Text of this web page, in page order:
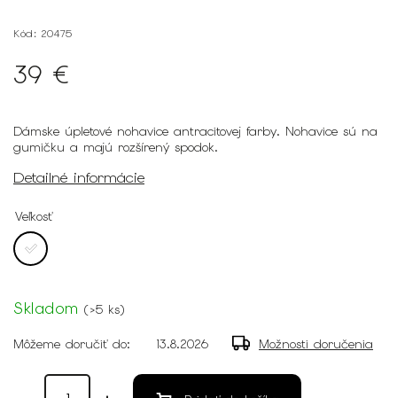
Kód: 20475
39 €
Dámske úpletové nohavice antracitovej farby. Nohavice sú na
gumičku a majú rozšírený spodok.
Detailné informácie
Veľkosť
Skladom (>5 ks)
Môžeme doručiť do: 13.8.2026 Možnosti doručenia